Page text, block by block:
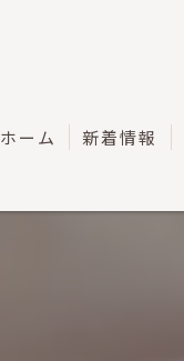
ホーム 新着情報